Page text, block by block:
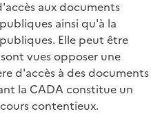
aux documents
ainsi qu'à la
Elle peut être
vues opposer une
d'accès à des documents
la CADA constitue un
contentieux.